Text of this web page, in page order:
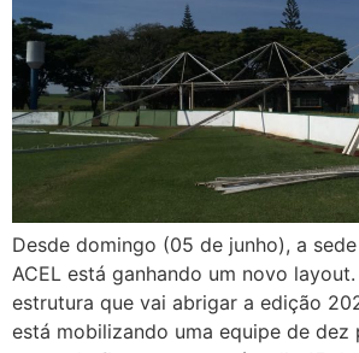
Desde domingo (05 de junho), a
ACEL está ganhando um novo
estrutura que vai abrigar a edição
está mobilizando uma equipe de dez